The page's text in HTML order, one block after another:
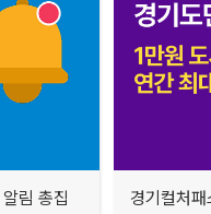
림 총집
경기컬처